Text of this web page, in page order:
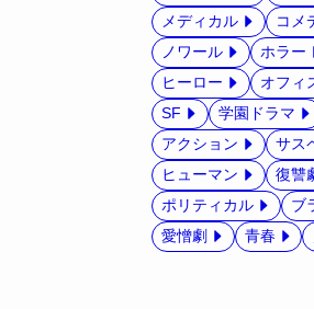
メディカル
コメ
ノワール
ホラー
ヒーロー
オフィ
SF
学園ドラマ
アクション
サス
ヒューマン
復讐
ポリティカル
ブ
愛憎劇
青春